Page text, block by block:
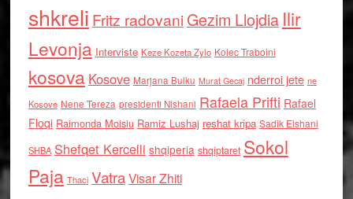
shkreli Fritz radovaniGezim Llojdia Ilir
Levonja Interviste Keze Kozeta Zylo Kolec Traboini
kosova Kosove Marjana Bulku Murat Gecaj nderroi jete ne
Kosove Nene Tereza presidenti Nishani Rafaela Prifti Rafael
Floqi Raimonda Moisiu Ramiz Lushaj reshat kripa Sadik Elshani
SHBA Shefqet Kercelli shqiperia shqiptaret Sokol
Paja Thaci VatraVisar Zhiti